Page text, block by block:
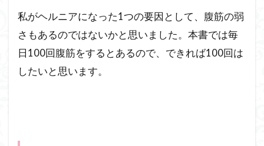
私がヘルニアになった1つの要因として、腹筋の弱
さもあるのではないかと思いました。本書では毎
日100回腹筋をするとあるので、できれば100回は
したいと思います。